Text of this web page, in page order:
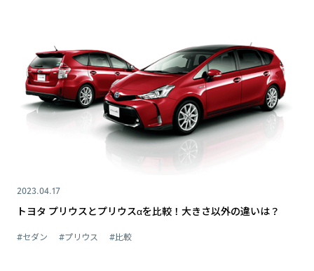
2023.04.17
トヨタ プリウスとプリウスαを比較！大きさ以外の違いは？
#セダン #プリウス #比較